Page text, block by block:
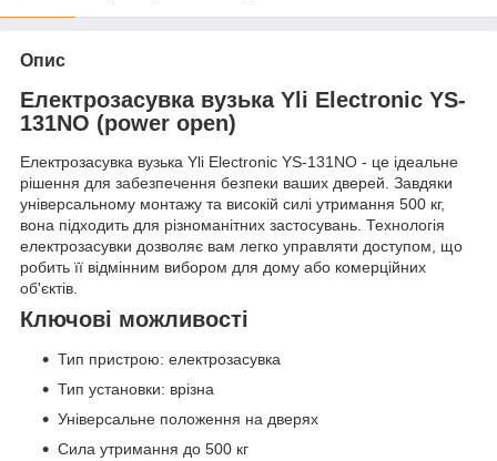
Опис
Електрозасувка вузька Yli Electronic YS-
131NO (power open)
Електрозасувка вузька Yli Electronic YS-131NO - це ідеальне
рішення для забезпечення безпеки ваших дверей. Завдяки
універсальному монтажу та високій силі утримання 500 кг,
вона підходить для різноманітних застосувань. Технологія
електрозасувки дозволяє вам легко управляти доступом, що
робить її відмінним вибором для дому або комерційних
об'єктів.
Ключові можливості
Тип пристрою: електрозасувка
Тип установки: врізна
Універсальне положення на дверях
Сила утримання до 500 кг